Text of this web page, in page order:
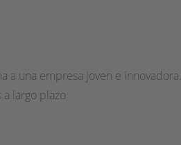
una empresa joven e innovadora.
largo plazo